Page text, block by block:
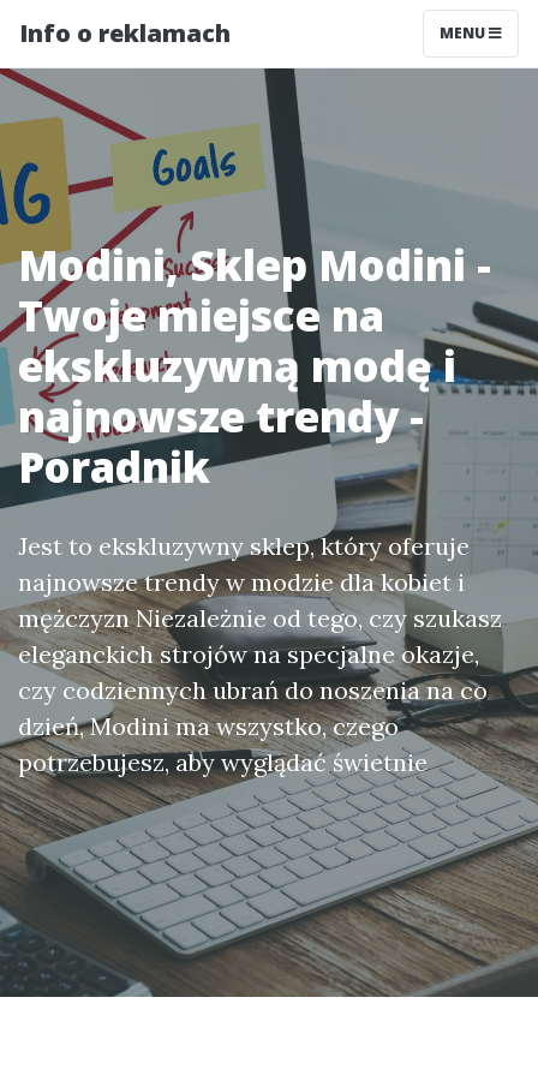
Info o reklamach MENU
Modini, Sklep Modini -
Twoje miejsce na
ekskluzywną modę i
najnowsze trendy -
Poradnik
Jest to ekskluzywny sklep, który oferuje
najnowsze trendy w modzie dla kobiet i
mężczyzn Niezależnie od tego, czy szukasz
eleganckich strojów na specjalne okazje,
czy codziennych ubrań do noszenia na co
dzień, Modini ma wszystko, czego
potrzebujesz, aby wyglądać świetnie